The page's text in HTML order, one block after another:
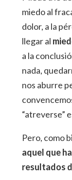
miedo al
dolor, a la
llegar al
a la
nada,
nos aburre
“atreverse”
Pero, como
aquel que
resultados